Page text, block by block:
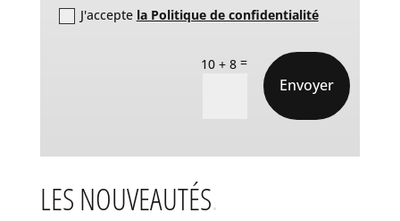
J'accepte la Politique de confidentialité
10 + 8 =
Envoyer
LES NOUVEAUTÉS